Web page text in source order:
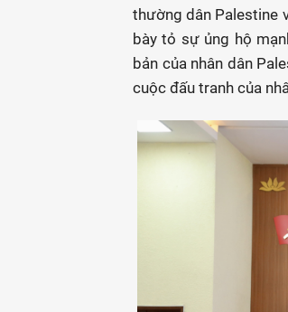
thường dân Palestine
bày tỏ sự ủng hộ
bản của nhân dân
cuộc đấu tranh của